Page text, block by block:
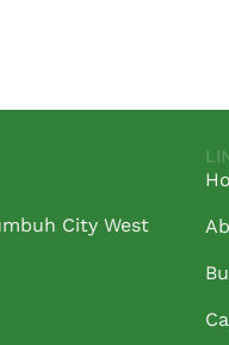
City West